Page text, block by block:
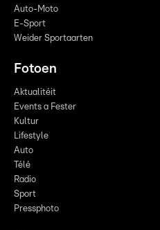
Auto-Moto
E-Sport
Weider Sportaarten
Fotoen
Aktualitéit
Events a Fester
Kultur
Lifestyle
Auto
Télé
Radio
Sport
Pressphoto